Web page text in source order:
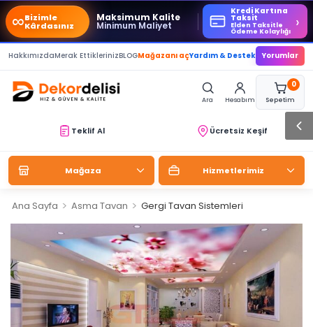
∞Bizimle
Kârdasınız
Maksimum Kalite
Minimum Maliyet
Kredi Kartına
Taksit
Elden Taksitle
Ödeme Kolaylığı
›
HakkımızdaMerak EttiklerinizBLOGMağazanı açYardım & Destek Yorumlar
Ara Hesabım
0
Sepetim
Teklif Al Ücretsiz Keşif
Mağaza Hizmetlerimiz
Ana Sayfa > Asma Tavan > Gergi Tavan Sistemleri